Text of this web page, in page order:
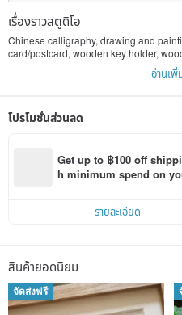
เรื่องราวสตูดิโอ
Chinese calligraphy, drawing and
card/postcard, wooden key holder,
Hello, my name is April:) who loves art
that time, I mainly used pin pens to
drawn and hand-painted. Most of the
appreciated a lot. I felt delighted and
Chinese paintings. I dare to create a
ALL my products are handmade/
I insist on NOT taking the products for
original!
อ่านเพิ่
โปรโมชั่นส่วนลด
Get up to ฿100 off
h minimum spend on
รายละเอียด
สินค้ายอดนิยม
จัดส่งฟรี